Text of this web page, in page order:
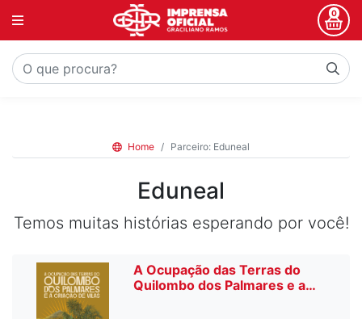
0
Home Parceiro: Eduneal
Eduneal
Temos muitas histórias esperando por você!
A Ocupação das Terras do
Quilombo dos Palmares e a…